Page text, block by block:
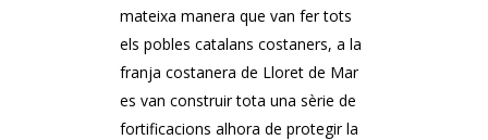
mateixa manera que van fer tots
els pobles catalans costaners, a la
franja costanera de Lloret de Mar
es van construir tota una sèrie de
fortificacions alhora de protegir la